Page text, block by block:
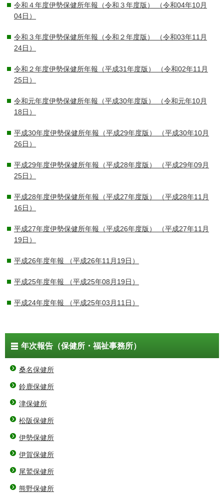
令和４年度伊勢保健所年報（令和３年度版）
（令和04年10月
04日）
令和３年度伊勢保健所年報（令和２年度版）
（令和03年11月
24日）
令和２年度伊勢保健所年報（平成31年度版）
（令和02年11月
25日）
令和元年度伊勢保健所年報（平成30年度版）
（令和元年10月
18日）
平成30年度伊勢保健所年報（平成29年度版）
（平成30年10月
26日）
平成29年度伊勢保健所年報（平成28年度版）
（平成29年09月
25日）
平成28年度伊勢保健所年報（平成27年度版）
（平成28年11月
16日）
平成27年度伊勢保健所年報（平成26年度版）
（平成27年11月
19日）
平成26年度年報 （平成26年11月19日）
平成25年度年報 （平成25年08月19日）
平成24年度年報 （平成25年03月11日）
年次報告（保健所・福祉事務所）
桑名保健所
鈴鹿保健所
津保健所
松阪保健所
伊勢保健所
伊賀保健所
尾鷲保健所
熊野保健所